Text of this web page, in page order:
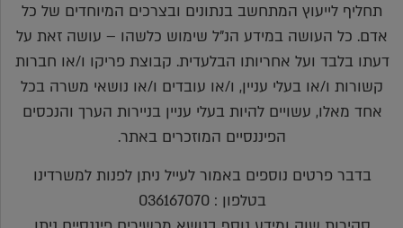
תחליף לייעוץ המתחשב בנתונים ובצרכים המיוחדים של כל
אדם. כל העושה במידע הנ"ל שימוש כלשהו – עושה זאת על
דעתו בלבד ועל אחריותו הבלעדית. קבוצת פריקו ו/או חברות
קשורות ו/או בעלי עניין, ו/או עובדים ו/או נושאי משרה בכל
אחד מאלו, עשויים להיות בעלי עניין בניירות הערך והנכסים
הפיננסיים המוזכרים באתר.
בדבר פרטים נוספים באמור לעייל ניתן לפנות למשרדינו
בטלפון : 036167070